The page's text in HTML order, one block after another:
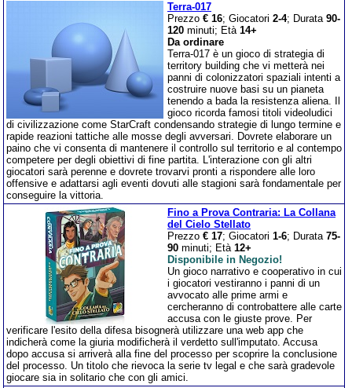
Terra-017
Prezzo € 16; Giocatori 2-4; Durata 90-
120 minuti; Età 14+
Da ordinare
Terra-017 è un gioco di strategia di
territory building che vi metterà nei
panni di colonizzatori spaziali intenti a
costruire nuove basi su un pianeta
tenendo a bada la resistenza aliena. Il
gioco ricorda famosi titoli videoludici
di civilizzazione come StarCraft condensando strategie di lungo termine e
rapide reazioni tattiche alle mosse degli avversari. Dovrete elaborare un
paino che vi consenta di mantenere il controllo sul territorio e al contempo
competere per degli obiettivi di fine partita. L'interazione con gli altri
giocatori sarà perenne e dovrete trovarvi pronti a rispondere alle loro
offensive e adattarsi agli eventi dovuti alle stagioni sarà fondamentale per
conseguire la vittoria.
Fino a Prova Contraria: La Collana
del Cielo Stellato
Prezzo € 17; Giocatori 1-6; Durata 75-
90 minuti; Età 12+
Disponibile in Negozio!
Un gioco narrativo e cooperativo in cui
i giocatori vestiranno i panni di un
avvocato alle prime armi e
cercheranno di controbattere alle carte
accusa con le giuste prove. Per
verificare l'esito della difesa bisognerà utilizzare una web app che
indicherà come la giuria modificherà il verdetto sull'imputato. Accusa
dopo accusa si arriverà alla fine del processo per scoprire la conclusione
del processo. Un titolo che rievoca la serie tv legal e che sarà gradevole
giocare sia in solitario che con gli amici.